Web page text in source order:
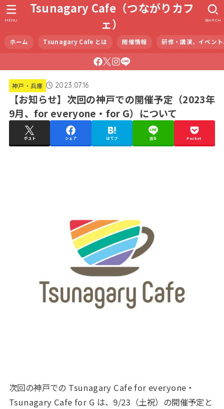
Tsunagary Cafe（つながりカフ
ェ）
ホーム Tsunagary Cafe とは 開催情報 研修・講演、イベン
SEARCH
MENU
神戸・兵庫 2023.07.16
【お知らせ】次回の神戸での開催予定（2023年
9月、for everyone・for G）について
ポスト シェア はてブ 送る Pocket
次回の神戸での Tsunagary Cafe for everyone・
Tsunagary Cafe for G は、9/23（土祝）の開催予定と